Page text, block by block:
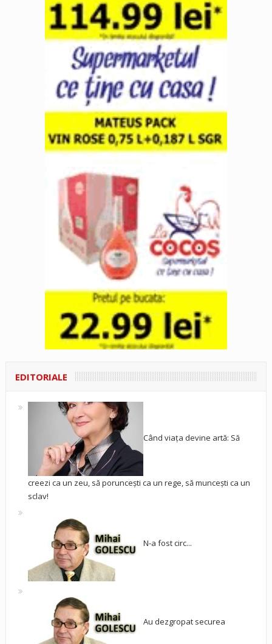
EDITORIALE
Când viața devine artă: Să
creezi ca un zeu, să poruncești ca un rege, să muncești ca un
sclav!
N-a fost circ...
Au dezgropat securea